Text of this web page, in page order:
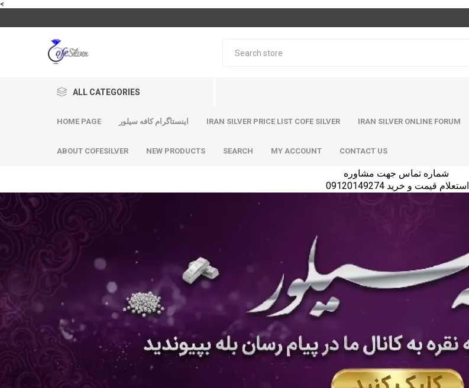
<
ALL CATEGORIES
HOME PAGE اینستاگرام کافه سیلور IRAN SILVER PRICE LIST COFE SILVER IRAN SILVER ONLINE FORUM
ABOUT COFESILVER NEW PRODUCTS SEARCH MY ACCOUNT CONTACT US
استعلام قیمت و خرید 09120149274